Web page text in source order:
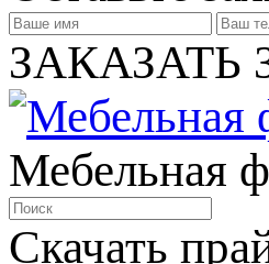
ЗАКАЗАТЬ
Мебельная
Скачать